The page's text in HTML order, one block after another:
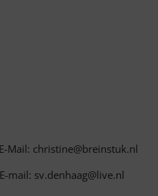
Mail: christine@breinstuk.nl
sv.denhaag@live.nl